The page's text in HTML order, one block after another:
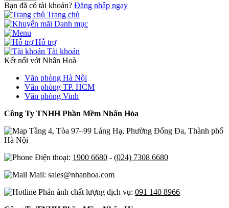
Bạn đã có tài khoản? Đăng nhập ngay
Trang chủ
Danh mục
Hỗ trợ
Tài khoản
Kết nối với Nhân Hoà
Văn phòng Hà Nội
Văn phòng TP. HCM
Văn phòng Vinh
Công Ty TNHH Phần Mềm Nhân Hòa
Tầng 4, Tòa 97–99 Láng Hạ, Phường Đống Đa, Thành phố
Hà Nội
Điện thoại: 1900 6680 - (024) 7308 6680
Mail: sales@nhanhoa.com
Phản ánh chất lượng dịch vụ: 091 140 8966